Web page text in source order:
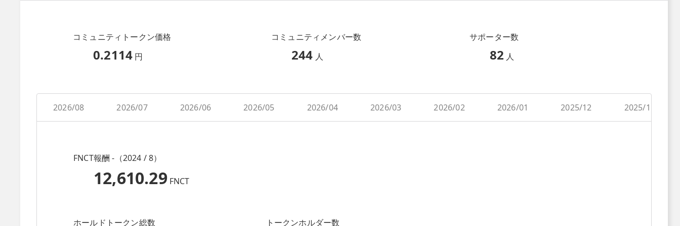
コミュニティトークン価格
0.2114 円
コミュニティメンバー数
244 人
サポーター数
82 人
2026/08 2026/07 2026/06 2026/05 2026/04 2026/03 2026/02 2026/01 2025/12 2025/11
FNCT報酬 -（2024 / 8）
12,610.29 FNCT
ホールドトークン総数 トークンホルダー数